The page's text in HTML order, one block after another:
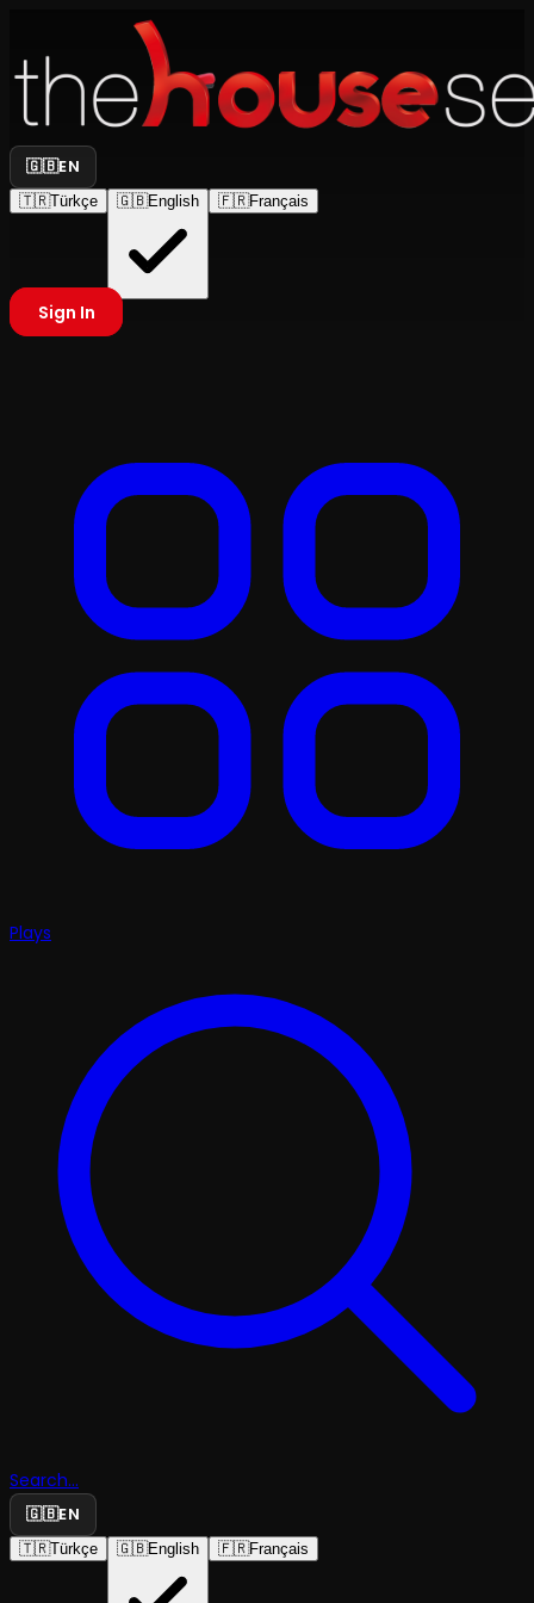
🇬🇧EN
🇹🇷Türkçe 🇬🇧English 🇫🇷Français
Sign In
Plays
Search...
🇬🇧EN
🇹🇷Türkçe 🇬🇧English 🇫🇷Français